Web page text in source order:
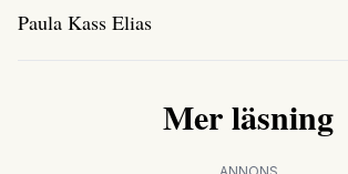
Paula Kass Elias
Mer läsning